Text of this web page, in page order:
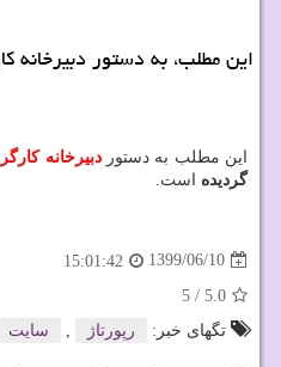
این مطلب، به دستور
این مطلب به دستوردبیرخانه
گردیده است.
1399/06/10
15:01:42
5.0
/
5
تگهای خبر:
رپورتاژ , سایت